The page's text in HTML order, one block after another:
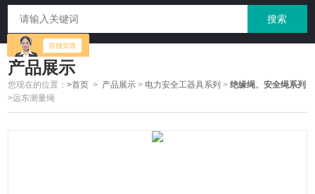
产品展示
您现在的位置：>首页 > 产品展示 > 电力安全工器具系列 >绝缘绳、安全绳系列
>远东测量绳